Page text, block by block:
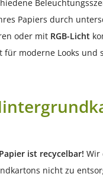
Papiers durch
oder mit RGB-Licht
für moderne Looks und
Papier ist recycelbar! Wir
nicht zu